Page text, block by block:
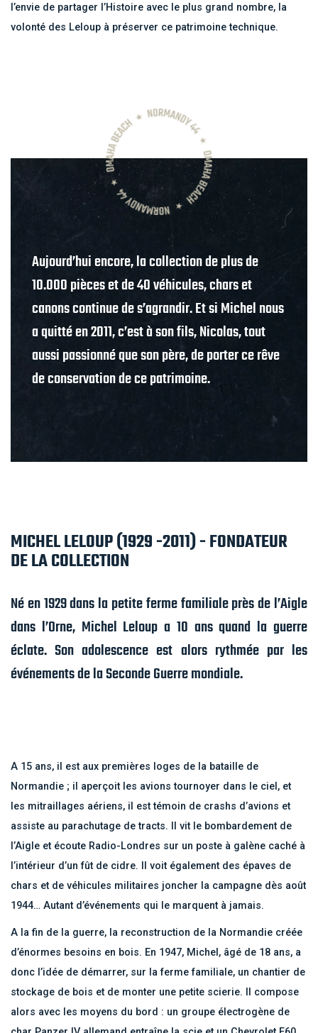
l’envie de partager l’Histoire avec le plus grand nombre, la
volonté des Leloup à préserver ce patrimoine technique.
Aujourd’hui encore, la collection de plus de
10.000 pièces et de 40 véhicules, chars et
canons continue de s’agrandir. Et si Michel nous
a quitté en 2011, c’est à son fils, Nicolas, tout
aussi passionné que son père, de porter ce rêve
de conservation de ce patrimoine.
MICHEL LELOUP (1929 -2011) - FONDATEUR
DE LA COLLECTION
Né en 1929 dans la petite ferme familiale près de l’Aigle
dans l’Orne, Michel Leloup a 10 ans quand la guerre
éclate. Son adolescence est alors rythmée par les
événements de la Seconde Guerre mondiale.
A 15 ans, il est aux premières loges de la bataille de
Normandie ; il aperçoit les avions tournoyer dans le ciel, et
les mitraillages aériens, il est témoin de crashs d’avions et
assiste au parachutage de tracts. Il vit le bombardement de
l’Aigle et écoute Radio-Londres sur un poste à galène caché à
l’intérieur d’un fût de cidre. Il voit également des épaves de
chars et de véhicules militaires joncher la campagne dès août
1944… Autant d’événements qui le marquent à jamais.
A la fin de la guerre, la reconstruction de la Normandie créée
d’énormes besoins en bois. En 1947, Michel, âgé de 18 ans, a
donc l’idée de démarrer, sur la ferme familiale, un chantier de
stockage de bois et de monter une petite scierie. Il compose
alors avec les moyens du bord : un groupe électrogène de